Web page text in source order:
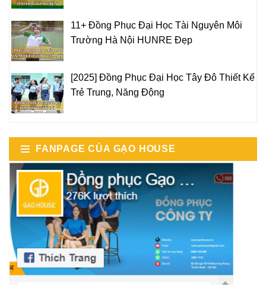
11+ Đồng Phục Đại Học Tài Nguyên Môi
Trường Hà Nội HUNRE Đẹp
[2025] Đồng Phục Đại Học Tây Đô Thiết Kế
Trẻ Trung, Năng Động
FANPAGE CỦA GẠO HOUSE